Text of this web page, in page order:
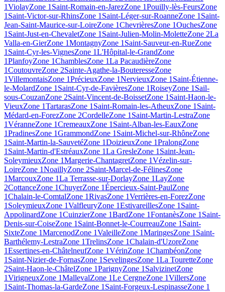
1ViolayZone 1Saint-Romain-en-JarezZone 1Pouilly-lès-FeursZone
1Saint-Victor-sur-RhinsZone 1Saint-Léger-sur-RoanneZone 1Saint-
Jean-Saint-Maurice-sur-LoireZone 1ChevrièresZone 1OuchesZone
1Saint-Just-en-ChevaletZone 1Saint-Julien-Molin-MoletteZone 2La
Valla-en-GierZone 1MontagnyZone 1Saint-Sauveur-en-RueZone
1Saint-Cyr-les-VignesZone 1L'Hôpital-le-GrandZone
1PlanfoyZone 1ChamblesZone 1La PacaudièreZone
1CoutouvreZone 2Sainte-Agathe-la-BouteresseZone
1VillemontaisZone 1PrécieuxZone 1NervieuxZone 1Saint-Étienne-
le-MolardZone 1Saint-Cyr-de-FavièresZone 1RoiseyZone 1Sail-
sous-CouzanZone 2Saint-Vincent-de-BoissetZone 1Saint-Haon-le-
VieuxZone 1TartarasZone 1Saint-Romain-les-AtheuxZone 1Saint-
Médard-en-ForezZone 2CordelleZone 1Saint-Martin-LestraZone
1VéranneZone 1CremeauxZone 1Saint-Alban-les-EauxZone
1PradinesZone 1GrammondZone 1Saint-Michel-sur-RhôneZone
1Saint-Martin-la-SauvetéZone 1DoizieuxZone 1PralongZone
1Saint-Martin-d'EstréauxZone 1La GresleZone 1Saint-Jean-
SoleymieuxZone 1Margerie-ChantagretZone 1Vézelin-sur-
LoireZone 1NoaillyZone 2Saint-Marcel-de-FélinesZone
1MarcouxZone 1La Terrasse-sur-DorlayZone 1LayZone
2CottanceZone 1ChuyerZone 1Épercieux-Saint-PaulZone
1Chalain-le-ComtalZone 1RivasZone 1Verrières-en-ForezZone
1SoleymieuxZone 1ValfleuryZone 1EstivareillesZone 1Saint-
AppolinardZone 1CuinzierZone 1BardZone 1FontanèsZone 1Saint-
Denis-sur-CoiseZone 1Saint-Bonnet-le-CourreauZone 1Saint-
SixteZone 1MarcenodZone 1ValeilleZone 1MaringesZone 1Saint-
Barthélemy-LestraZone 1TrelinsZone 1Chalain-d'UzoreZone
1Essertines-en-ChâtelneufZone 1VérinZone 1ChambéonZone
1Saint-Nizier-de-FornasZone 1SevelingesZone 1La TouretteZone
2Saint-Haon-le-ChâtelZone 1ParignyZone 1SalvizinetZone
1VirigneuxZone 1MallevalZone 1Le CergneZone 1VillersZone
1Saint-Thomas-la-GardeZone 1Saint-Forgeux-LespinasseZone 1